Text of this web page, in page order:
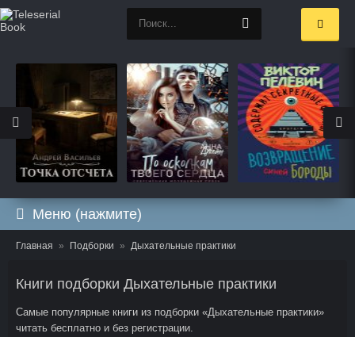
Меню (нажмите)
Главная Подборки Дыхательные практики
Книги подборки Дыхательные практики
Самые популярные книги из подборки «Дыхательные практики»
читать бесплатно и без регистрации.